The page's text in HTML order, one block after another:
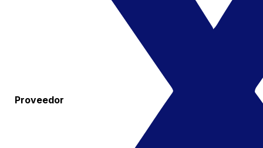
Proveedor